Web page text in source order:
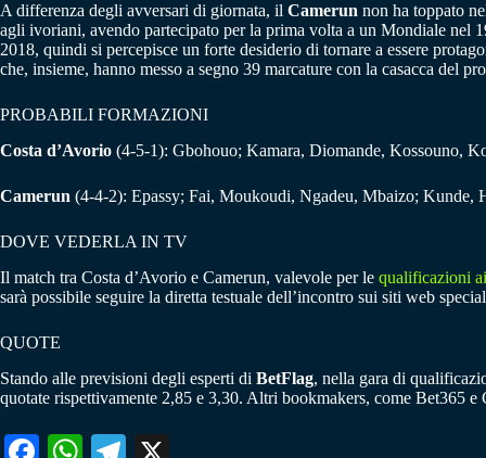
A differenza degli avversari di giornata, il Camerun non ha toppato
agli ivoriani, avendo partecipato per la prima volta a un Mondiale nel
2018, quindi si percepisce un forte desiderio di tornare a essere
che, insieme, hanno messo a segno 39 marcature con la casacca del
PROBABILI FORMAZIONI
Costa d’Avorio (4-5-1): Gbohouo; Kamara, Diomande, Kossouno,
Camerun (4-4-2): Epassy; Fai, Moukoudi, Ngadeu, Mbaizo;
DOVE VEDERLA IN TV
Il match tra Costa d’Avorio e Camerun, valevole per le qualificazioni
sarà possibile seguire la diretta testuale dell’incontro sui siti web
QUOTE
Stando alle previsioni degli esperti di BetFlag, nella gara di
quotate rispettivamente 2,85 e 3,30. Altri bookmakers, come Bet365